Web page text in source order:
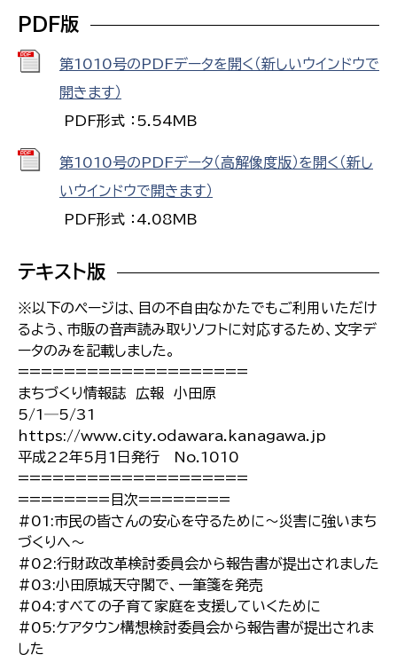
PDF版
第1010号のPDFデータを開く（新しいウインドウで
開きます）
PDF形式 ：5.54MB
第1010号のPDFデータ（高解像度版）を開く（新し
いウインドウで開きます）
PDF形式 ：4.08MB
テキスト版
※以下のページは、目の不自由なかたでもご利用いただけ
るよう、市販の音声読み取りソフトに対応するため、文字デ
ータのみを記載しました。
====================
まちづくり情報誌 広報 小田原
5/1─5/31
https://www.city.odawara.kanagawa.jp
平成22年5月1日発行 No.1010
====================
========目次========
#01:市民の皆さんの安心を守るために〜災害に強いまち
づくりへ〜
#02:行財政改革検討委員会から報告書が提出されました
#03:小田原城天守閣で、一筆箋を発売
#04:すべての子育て家庭を支援していくために
#05:ケアタウン構想検討委員会から報告書が提出されま
した